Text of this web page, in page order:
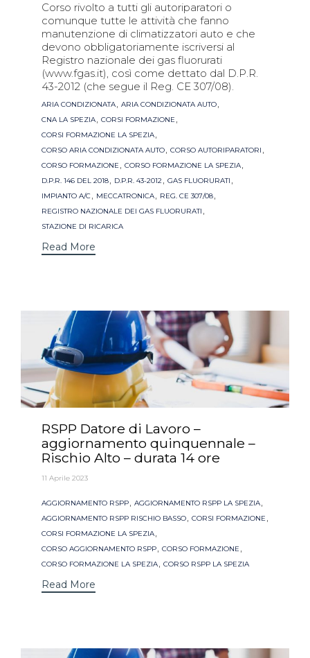
Corso rivolto a tutti gli autoriparatori o
comunque tutte le attività che fanno
manutenzione di climatizzatori auto e che
devono obbligatoriamente iscriversi al
Registro nazionale dei gas fluorurati
(www.fgas.it), così come dettato dal D.P.R.
43-2012 (che segue il Reg. CE 307/08).
Tags
ARIA CONDIZIONATA, ARIA CONDIZIONATA AUTO,
CNA LA SPEZIA, CORSI FORMAZIONE ,
CORSI FORMAZIONE LA SPEZIA,
CORSO ARIA CONDIZIONATA AUTO, CORSO AUTORIPARATORI ,
CORSO FORMAZIONE , CORSO FORMAZIONE LA SPEZIA,
D.P.R. 146 DEL 2018, D.P.R. 43-2012, GAS FLUORURATI ,
IMPIANTO A/C , MECCATRONICA, REG. CE 307/08,
REGISTRO NAZIONALE DEI GAS FLUORURATI ,
STAZIONE DI RICARICA
Read More
RSPP Datore di Lavoro –
aggiornamento quinquennale –
Rischio Alto – durata 14 ore
11 Aprile 2023
Tags
AGGIORNAMENTO RSPP, AGGIORNAMENTO RSPP LA SPEZIA,
AGGIORNAMENTO RSPP RISCHIO BASSO, CORSI FORMAZIONE ,
CORSI FORMAZIONE LA SPEZIA,
CORSO AGGIORNAMENTO RSPP, CORSO FORMAZIONE ,
CORSO FORMAZIONE LA SPEZIA, CORSO RSPP LA SPEZIA
Read More